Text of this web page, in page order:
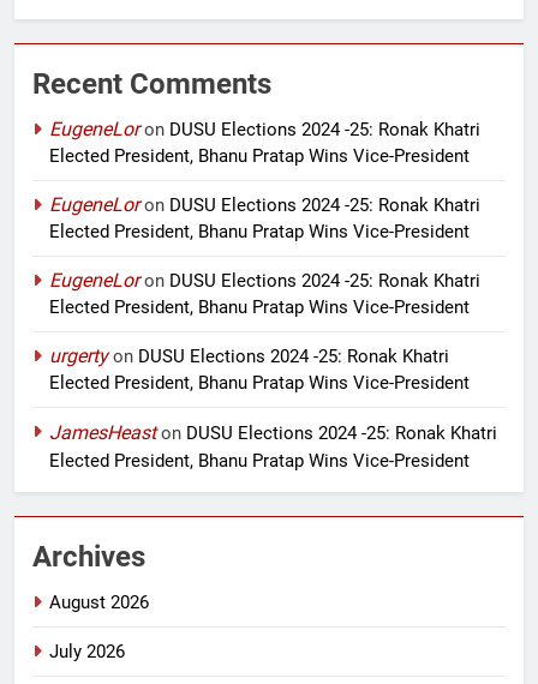
Recent Comments
EugeneLoron DUSU Elections 2024 -25: Ronak Khatri
Elected President, Bhanu Pratap Wins Vice-President
EugeneLoron DUSU Elections 2024 -25: Ronak Khatri
Elected President, Bhanu Pratap Wins Vice-President
EugeneLoron DUSU Elections 2024 -25: Ronak Khatri
Elected President, Bhanu Pratap Wins Vice-President
urgertyon DUSU Elections 2024 -25: Ronak Khatri
Elected President, Bhanu Pratap Wins Vice-President
JamesHeaston DUSU Elections 2024 -25: Ronak Khatri
Elected President, Bhanu Pratap Wins Vice-President
Archives
August 2026
July 2026